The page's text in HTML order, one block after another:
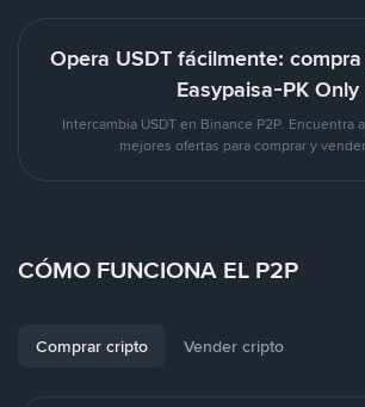
Opera USDT fácilmente:
Easypaisa-PK Only
Intercambia USDT en Binance P2P. Encuentra
mejores ofertas para comprar y
CÓMO FUNCIONA EL P2P
Comprar cripto Vender cripto